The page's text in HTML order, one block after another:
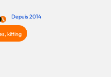
Depuis 2014
kitting